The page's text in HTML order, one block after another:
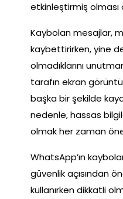
etkinleştirmiş olması
Kaybolan mesajlar,
kaybettirirken, yine
olmadıklarını
tarafın ekran
başka bir şekilde
nedenle, hassas
olmak her zaman
WhatsApp’ın
güvenlik açısından
kullanırken dikkatli